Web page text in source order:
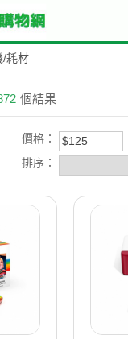
耗材
個結果
價格：
排序：